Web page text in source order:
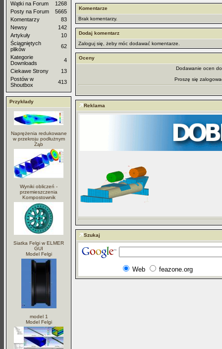
Wątki na Forum
1268
Posty na Forum
5665
Komentarzy
83
Newsy
142
Artykuły
10
Ściągniętych
plików
62
Kategorie
Downloads
4
Ciekawe Strony
13
Postów w
Shoutbox
413
Przykłady
Naprężenia redukowane
w przekroju podłużnym
Ząb
Wyniki obliczeń -
przemieszczenia
Kompostownik
Siatka Felgi w ELMER
GUI
Model Felgi
model 1
Model Felgi
Komentarze
Brak komentarzy.
Dodaj komentarz
Zaloguj się, żeby móc dodawać komentarze.
Oceny
Dodawanie ocen
Proszę się
Reklama
Szukaj
Web feazone.org